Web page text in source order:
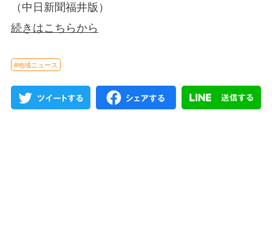
（中日新聞福井版）
続きはこちらから
#地域ニュース